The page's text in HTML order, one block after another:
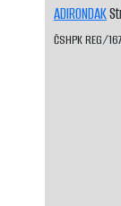
ADIRONDAK
ČSHPK REG/